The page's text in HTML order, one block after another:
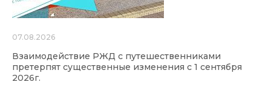
07.08.2026
Взаимодействие РЖД с путешественниками
претерпят существенные изменения с 1 сентября
2026г.